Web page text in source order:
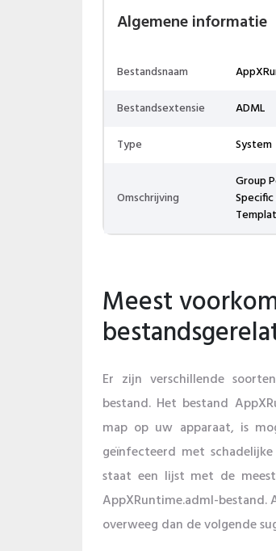
Algemene informatie
Bestandsnaam
Bestandsextensie
ADML
Type
System
Omschrijving
Group
Meest
Er zijn verschillende
bestand. Het bestand
map op uw apparaat, is
geïnfecteerd met
staat een lijst met de
AppXRuntime.adml-bestand.
overweeg dan de volgende